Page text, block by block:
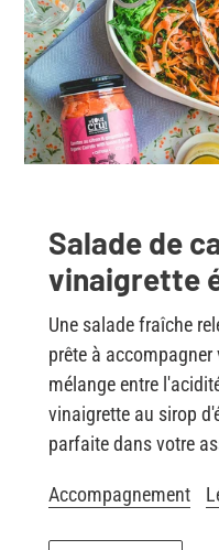
Salade de
vinaigrette
Une salade fraîche
prête à
mélange entre
vinaigrette au sirop
parfaite dans votre
Accompagnement